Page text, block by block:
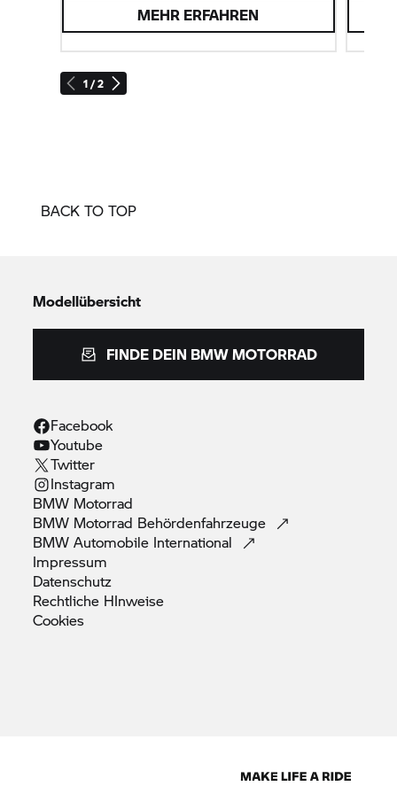
1 / 2
MEHR ERFAHREN
BACK TO TOP
Modellübersicht
FINDE DEIN BMW MOTORRAD
Facebook
Youtube
Twitter
Instagram
BMW Motorrad
BMW Motorrad Behördenfahrzeuge
BMW Automobile International
Impressum
Datenschutz
Rechtliche HInweise
Cookies